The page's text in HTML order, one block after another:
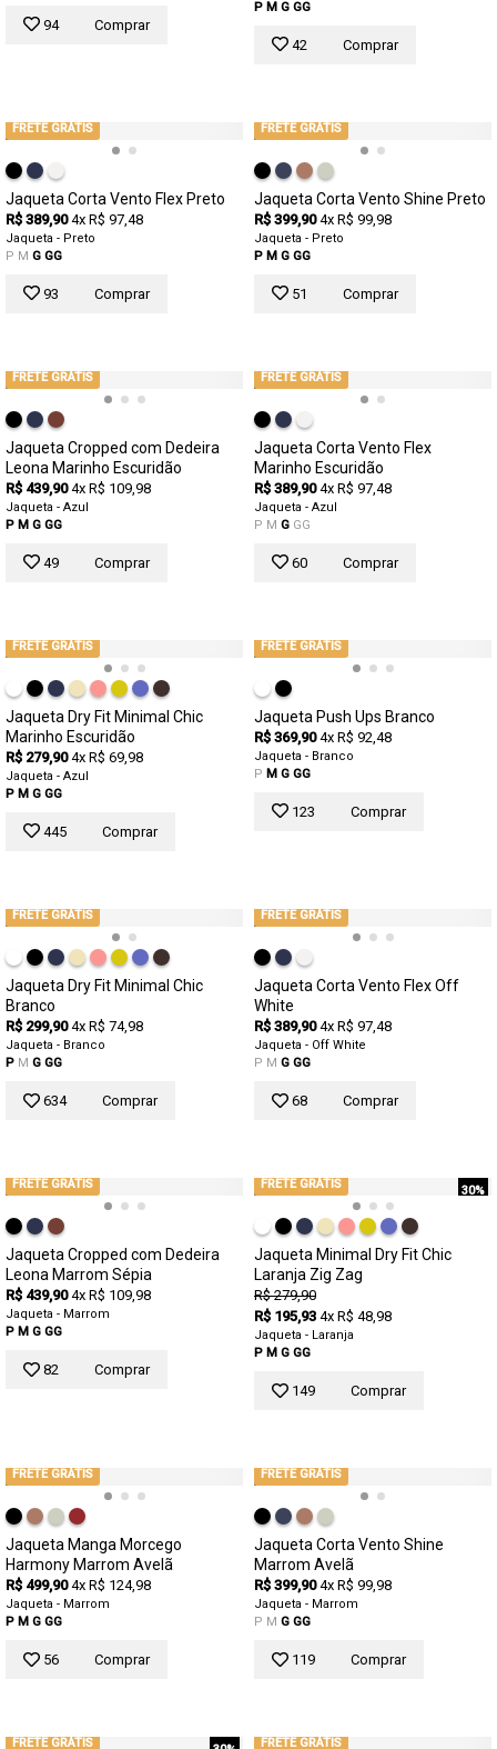
94 Comprar
P M G GG
42 Comprar
FRETE GRÁTIS
Jaqueta Corta Vento Flex Preto
R$ 389,90 4x R$ 97,48
Jaqueta - Preto
P M G GG
93 Comprar
FRETE GRÁTIS
Jaqueta Corta Vento Shine Preto
R$ 399,90 4x R$ 99,98
Jaqueta - Preto
P M G GG
51 Comprar
FRETE GRÁTIS
Jaqueta Cropped com Dedeira
Leona Marinho Escuridão
R$ 439,90 4x R$ 109,98
Jaqueta - Azul
P M G GG
49 Comprar
FRETE GRÁTIS
Jaqueta Corta Vento Flex
Marinho Escuridão
R$ 389,90 4x R$ 97,48
Jaqueta - Azul
P M G GG
60 Comprar
FRETE GRÁTIS
Jaqueta Dry Fit Minimal Chic
Marinho Escuridão
R$ 279,90 4x R$ 69,98
Jaqueta - Azul
P M G GG
445 Comprar
FRETE GRÁTIS
Jaqueta Push Ups Branco
R$ 369,90 4x R$ 92,48
Jaqueta - Branco
P M G GG
123 Comprar
FRETE GRÁTIS
Jaqueta Dry Fit Minimal Chic
Branco
R$ 299,90 4x R$ 74,98
Jaqueta - Branco
P M G GG
634 Comprar
FRETE GRÁTIS
Jaqueta Corta Vento Flex Off
White
R$ 389,90 4x R$ 97,48
Jaqueta - Off White
P M G GG
68 Comprar
FRETE GRÁTIS
Jaqueta Cropped com Dedeira
Leona Marrom Sépia
R$ 439,90 4x R$ 109,98
Jaqueta - Marrom
P M G GG
82 Comprar
30%
FRETE GRÁTIS
Jaqueta Minimal Dry Fit Chic
Laranja Zig Zag
R$ 279,90
R$ 195,93 4x R$ 48,98
Jaqueta - Laranja
P M G GG
149 Comprar
FRETE GRÁTIS
Jaqueta Manga Morcego
Harmony Marrom Avelã
R$ 499,90 4x R$ 124,98
Jaqueta - Marrom
P M G GG
56 Comprar
FRETE GRÁTIS
Jaqueta Corta Vento Shine
Marrom Avelã
R$ 399,90 4x R$ 99,98
Jaqueta - Marrom
P M G GG
119 Comprar
FRETE GRÁTIS FRETE GRÁTIS